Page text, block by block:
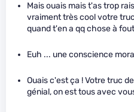
Mais ouais mais t'as trop
vraiment très cool votre
quand t'en a qq chose à
Euh ... une conscience
Ouais c'est ça ! Votre truc
génial, on est tous avec